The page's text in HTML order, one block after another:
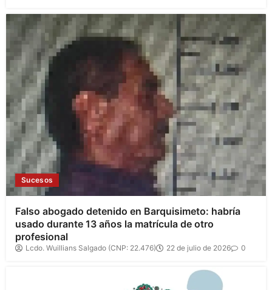
Sucesos
Falso abogado detenido en Barquisimeto: habría
usado durante 13 años la matrícula de otro
profesional
Lcdo. Wuillians Salgado (CNP: 22.476) 22 de julio de 2026 0